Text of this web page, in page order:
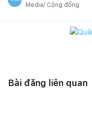
Media/ Cộng đồng
Bài đăng liên quan